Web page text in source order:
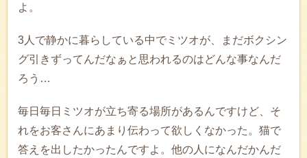
よ。
3人で静かに暮らしている中でミツオが、まだボクシン
グ引きずってんだなぁと思われるのはどんな事なんだ
ろう…
毎日毎日ミツオが立ち寄る場所があるんですけど、そ
れをお客さんにあまり伝わって欲しくなかった。猫で
答えを出したかったんですよ。他の人になんだかんだ